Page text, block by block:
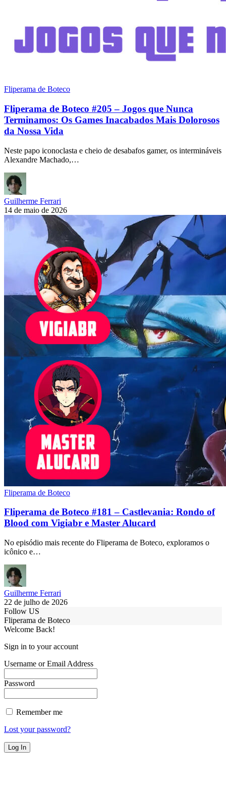
Fliperama de Boteco
Fliperama de Boteco #205 – Jogos que Nunca
Terminamos: Os Games Inacabados Mais Dolorosos
da Nossa Vida
Neste papo iconoclasta e cheio de desabafos gamer, os intermináveis
Alexandre Machado,…
Guilherme Ferrari
14 de maio de 2026
Fliperama de Boteco
Fliperama de Boteco #181 – Castlevania: Rondo of
Blood com Vigiabr e Master Alucard
No episódio mais recente do Fliperama de Boteco, exploramos o
icônico e…
Guilherme Ferrari
22 de julho de 2026
Follow US
Fliperama de Boteco
Welcome Back!
Sign in to your account
Username or Email Address
Password
Remember me
Lost your password?